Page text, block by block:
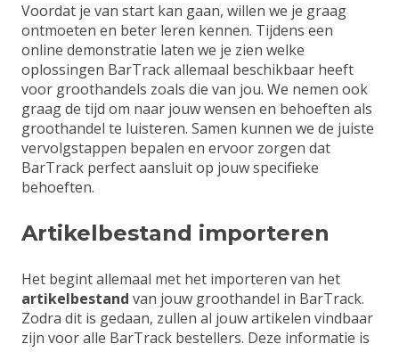
Voordat je van start kan gaan, willen we je graag
ontmoeten en beter leren kennen. Tijdens een
online demonstratie laten we je zien welke
oplossingen BarTrack allemaal beschikbaar heeft
voor groothandels zoals die van jou. We nemen ook
graag de tijd om naar jouw wensen en behoeften als
groothandel te luisteren. Samen kunnen we de juiste
vervolgstappen bepalen en ervoor zorgen dat
BarTrack perfect aansluit op jouw specifieke
behoeften.
Artikelbestand importeren
Het begint allemaal met het importeren van het
artikelbestand van jouw groothandel in BarTrack.
Zodra dit is gedaan, zullen al jouw artikelen vindbaar
zijn voor alle BarTrack bestellers. Deze informatie is